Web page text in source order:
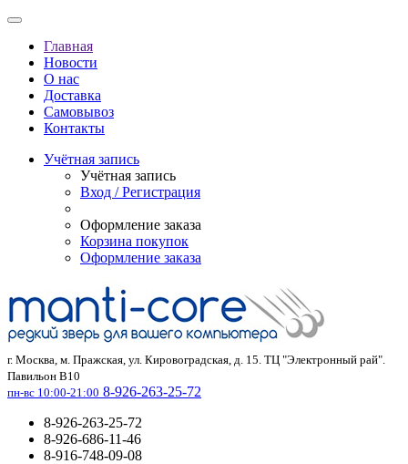
Главная
Новости
О нас
Доставка
Самовывоз
Контакты
Учётная запись
Учётная запись
Вход / Регистрация
Оформление заказа
Корзина покупок
Оформление заказа
г. Москва, м. Пражская, ул. Кировоградская, д. 15. ТЦ "Электронный рай".
Павильон В10
пн-вс 10:00-21:00 8-926-263-25-72
8-926-263-25-72
8-926-686-11-46
8-916-748-09-08